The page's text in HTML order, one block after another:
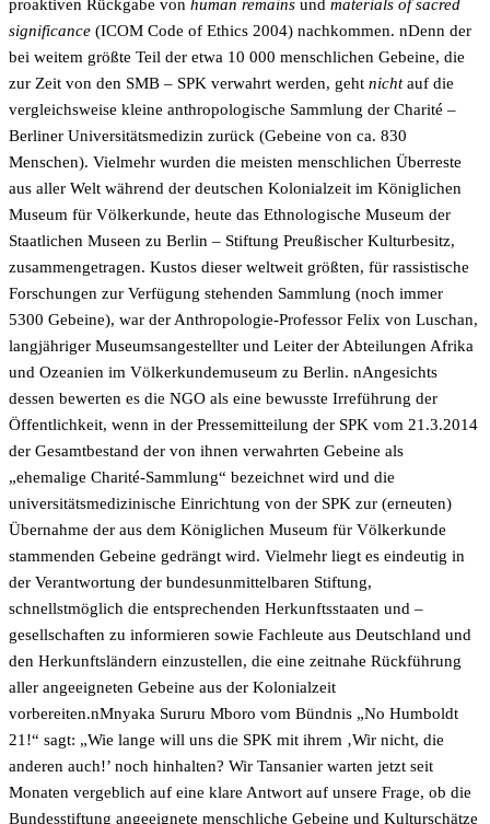
proaktiven Rückgabe von human remains und materials of sacred
significance (ICOM Code of Ethics 2004) nachkommen. nDenn der
bei weitem größte Teil der etwa 10 000 menschlichen Gebeine, die
zur Zeit von den SMB – SPK verwahrt werden, geht nichtauf die
vergleichsweise kleine anthropologische Sammlung der Charité –
Berliner Universitätsmedizin zurück (Gebeine von ca. 830
Menschen). Vielmehr wurden die meisten menschlichen Überreste
aus aller Welt während der deutschen Kolonialzeit im Königlichen
Museum für Völkerkunde, heute das Ethnologische Museum der
Staatlichen Museen zu Berlin – Stiftung Preußischer Kulturbesitz,
zusammengetragen. Kustos dieser weltweit größten, für rassistische
Forschungen zur Verfügung stehenden Sammlung (noch immer
5300 Gebeine), war der Anthropologie-Professor Felix von Luschan,
langjähriger Museumsangestellter und Leiter der Abteilungen Afrika
und Ozeanien im Völkerkundemuseum zu Berlin. nAngesichts
dessen bewerten es die NGO als eine bewusste Irreführung der
Öffentlichkeit, wenn in der Pressemitteilung der SPK vom 21.3.2014
der Gesamtbestand der von ihnen verwahrten Gebeine als
„ehemalige Charité-Sammlung“ bezeichnet wird und die
universitätsmedizinische Einrichtung von der SPK zur (erneuten)
Übernahme der aus dem Königlichen Museum für Völkerkunde
stammenden Gebeine gedrängt wird. Vielmehr liegt es eindeutig in
der Verantwortung der bundesunmittelbaren Stiftung,
schnellstmöglich die entsprechenden Herkunftsstaaten und –
gesellschaften zu informieren sowie Fachleute aus Deutschland und
den Herkunftsländern einzustellen, die eine zeitnahe Rückführung
aller angeeigneten Gebeine aus der Kolonialzeit
vorbereiten.nMnyaka Sururu Mboro vom Bündnis „No Humboldt
21!“ sagt: „Wie lange will uns die SPK mit ihrem ‚Wir nicht, die
anderen auch!’ noch hinhalten? Wir Tansanier warten jetzt seit
Monaten vergeblich auf eine klare Antwort auf unsere Frage, ob die
Bundesstiftung angeeignete menschliche Gebeine und Kulturschätze